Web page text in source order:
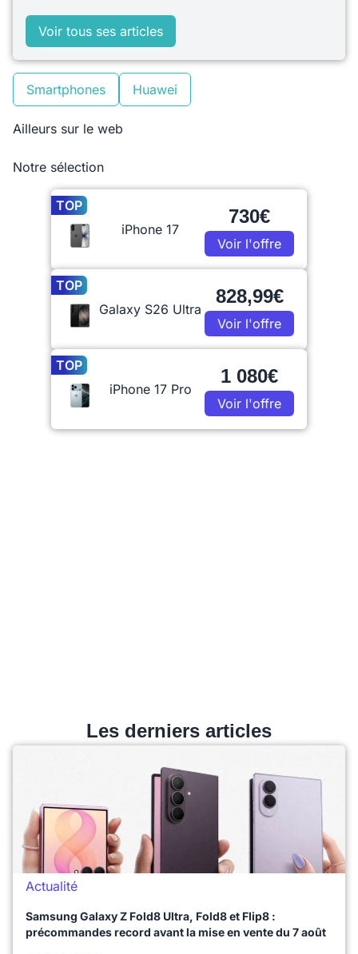
Voir tous ses articles
Smartphones Huawei
Ailleurs sur le web
Notre sélection
TOP
iPhone 17
730€
Voir l'offre
TOP
Galaxy S26 Ultra
828,99€
Voir l'offre
TOP
iPhone 17 Pro
1 080€
Voir l'offre
Les derniers articles
Actualité
Samsung Galaxy Z Fold8 Ultra, Fold8 et Flip8 :
précommandes record avant la mise en vente du 7 août